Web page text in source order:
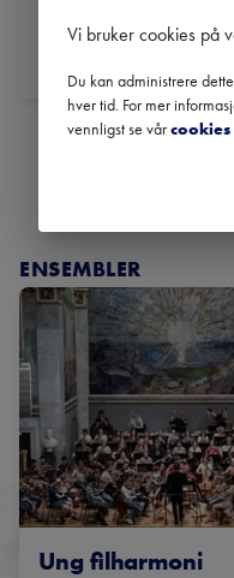
ENSEMBLER
Ung filharmoni
Vi bruker cookies på
Du kan administrere
hver tid. For mer
vennligst se vår